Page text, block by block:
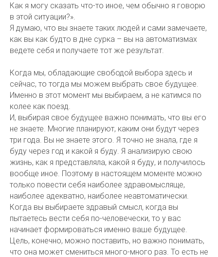
Как я могу сказать что-то иное, чем обычно я говорю
в этой ситуации?».
Я думаю, что вы знаете таких людей и сами замечаете,
как вы как будто в дне сурка – вы на автоматизмах
ведете себя и получаете тот же результат.
Когда мы, обладающие свободой выбора здесь и
сейчас, то тогда мы можем выбрать свое будущее.
Именно в этот момент мы выбираем, а не катимся по
колее как поезд.
И, выбирая свое будущее важно понимать, что вы его
не знаете. Многие планируют, каким они будут через
три года. Вы не знаете этого. Я точно не знала, где я
буду через год и какой я буду. Я анализирую свою
жизнь, как я представляла, какой я буду, и получилось
вообще иное. Поэтому в настоящем моменте можно
только повести себя наиболее здравомысляще,
наиболее адекватно, наиболее неавтоматически.
Когда вы выбираете здравый смысл, когда вы
пытаетесь вести себя по-человечески, то у вас
начинает формироваться именно ваше будущее.
Цель, конечно, можно поставить, но важно понимать,
что она может смениться много-много раз. То есть не